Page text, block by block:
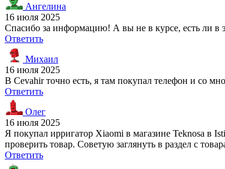
Ангелина
16 июля 2025
Спасибо за информацию! А вы не в курсе, есть ли в
Ответить
Михаил
16 июля 2025
В Cevahir точно есть, я там покупал телефон и со
Ответить
Олег
16 июля 2025
Я покупал ирригатор Xiaomi в магазине Teknosa в
проверить товар. Советую заглянуть в раздел с
Ответить